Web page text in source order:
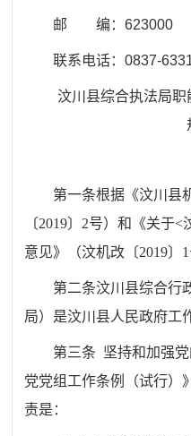
邮 编：623000
联系电话：0837-
汶川县综合执法局职
第一条根据《汶川县
〔2019〕 2号）和《关于<
意见》（汶机改〔2019〕 1
第二条汶川 县综合行
局）是汶川县人民政府工
第三条 坚持和加强
党党组工作条例（试行）
责是：